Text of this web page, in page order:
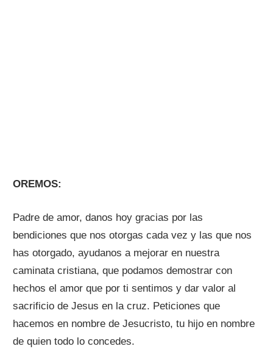
OREMOS:
Padre de amor, danos hoy gracias por las
bendiciones que nos otorgas cada vez y las que nos
has otorgado, ayudanos a mejorar en nuestra
caminata cristiana, que podamos demostrar con
hechos el amor que por ti sentimos y dar valor al
sacrificio de Jesus en la cruz. Peticiones que
hacemos en nombre de Jesucristo, tu hijo en nombre
de quien todo lo concedes.